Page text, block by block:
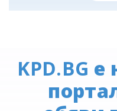
KPD.BG е